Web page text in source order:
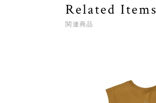
Related Items
関連商品